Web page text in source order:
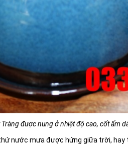
Tràng được nung ở nhiệt độ cao, cốt ấm
nước mưa được hứng giữa trời,